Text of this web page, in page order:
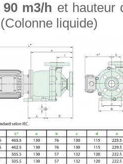
90 m3/h et hauteur
(Colonne liquide)